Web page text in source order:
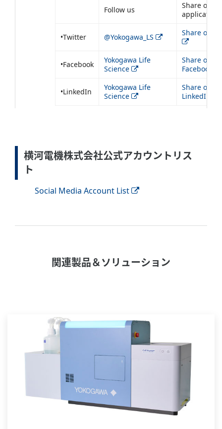
Follow us
Share our
application
•Twitter @Yokogawa_LS Share on
•Facebook
Yokogawa Life
Science
Share on
Facebook
•LinkedIn
Yokogawa Life
Science
Share on
LinkedIn
横河電機株式会社公式アカウントリス
ト
Social Media Account List
関連製品＆ソリューション